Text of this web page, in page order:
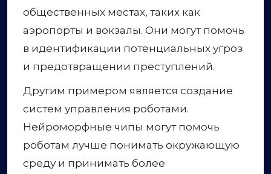
общественных местах, таких как
аэропорты и вокзалы. Они могут помочь
в идентификации потенциальных угроз
и предотвращении преступлений.
Другим примером является создание
систем управления роботами.
Нейроморфные чипы могут помочь
роботам лучше понимать окружающую
среду и принимать более